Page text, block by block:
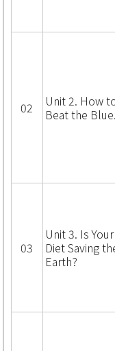
02
Unit 2. How
Beat the Blue.
03
Unit 3. Is Your
Diet Saving
Earth?